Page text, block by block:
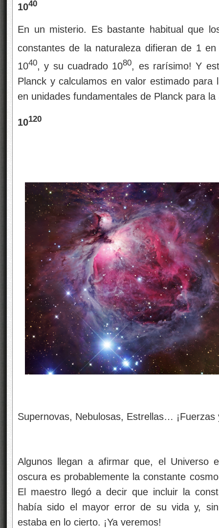
1040
En un misterio. Es bastante habitual que
constantes de la naturaleza difieran de 1
1040, y su cuadrado 1080, es rarísimo! Y
Planck y calculamos en valor estimado para
en unidades fundamentales de Planck para
10120
Supernovas, Nebulosas, Estrellas…
Algunos llegan a afirmar que, el Universo
oscura es probablemente la constante
El maestro llegó a decir que incluir la
había sido el mayor error de su vida y,
estaba en lo cierto. ¡Ya veremos!